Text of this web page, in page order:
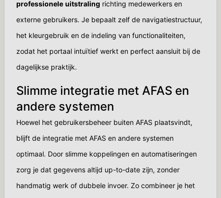
professionele uitstraling richting medewerkers en
externe gebruikers. Je bepaalt zelf de navigatiestructuur,
het kleurgebruik en de indeling van functionaliteiten,
zodat het portaal intuïtief werkt en perfect aansluit bij de
dagelijkse praktijk.
Slimme integratie met AFAS en
andere systemen
Hoewel het gebruikersbeheer buiten AFAS plaatsvindt,
blijft de integratie met AFAS en andere systemen
optimaal. Door slimme koppelingen en automatiseringen
zorg je dat gegevens altijd up-to-date zijn, zonder
handmatig werk of dubbele invoer. Zo combineer je het